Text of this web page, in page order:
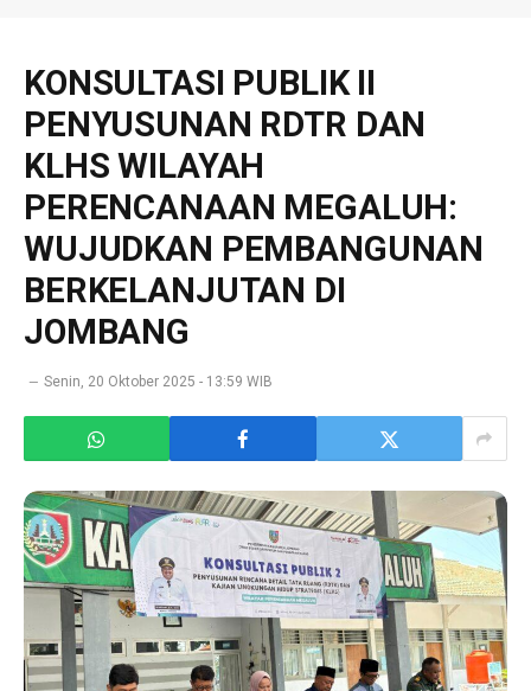
KONSULTASI PUBLIK II
PENYUSUNAN RDTR DAN
KLHS WILAYAH
PERENCANAAN MEGALUH:
WUJUDKAN PEMBANGUNAN
BERKELANJUTAN DI
JOMBANG
Senin, 20 Oktober 2025 - 13:59 WIB